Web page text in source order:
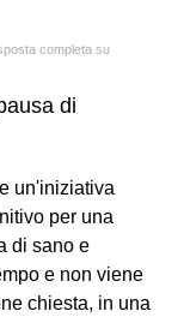
completa su
di
un'iniziativa
per una
di sano e
e non viene
chiesta, in una